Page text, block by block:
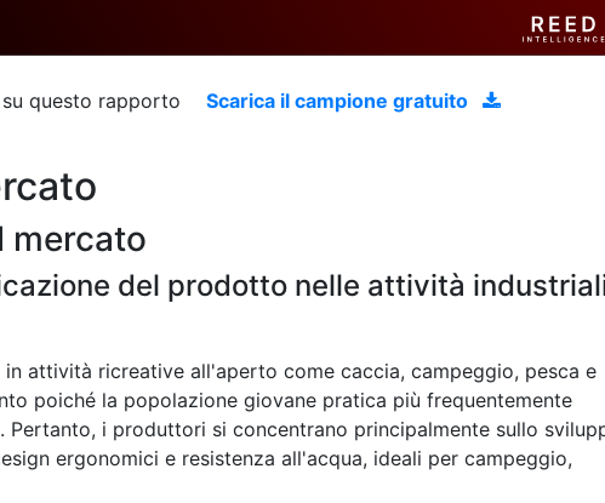
questo rapporto Scarica il campione gratuito
mercato
del prodotto nelle attività
attività ricreative all'aperto come caccia, campeggio, pesca e
poiché la popolazione giovane pratica più frequentemente
Pertanto, i produttori si concentrano principalmente sullo
ergonomici e resistenza all'acqua, ideali per campeggio,